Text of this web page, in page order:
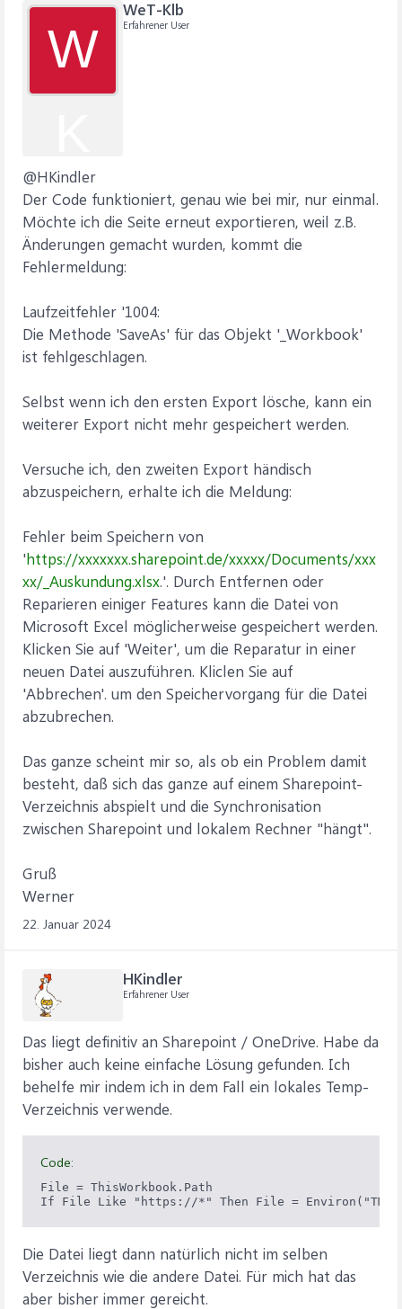
W
WeT-Klb
Erfahrener User
@HKindler
Der Code funktioniert, genau wie bei mir, nur einmal.
Möchte ich die Seite erneut exportieren, weil z.B.
Änderungen gemacht wurden, kommt die
Fehlermeldung:
Laufzeitfehler '1004:
Die Methode 'SaveAs' für das Objekt '_Workbook'
ist fehlgeschlagen.
Selbst wenn ich den ersten Export lösche, kann ein
weiterer Export nicht mehr gespeichert werden.
Versuche ich, den zweiten Export händisch
abzuspeichern, erhalte ich die Meldung:
Fehler beim Speichern von
'https://xxxxxxx.sharepoint.de/xxxxx/Documents/xxx
xx/_Auskundung.xlsx.'. Durch Entfernen oder
Reparieren einiger Features kann die Datei von
Microsoft Excel möglicherweise gespeichert werden.
Klicken Sie auf 'Weiter', um die Reparatur in einer
neuen Datei auszuführen. Kliclen Sie auf
'Abbrechen'. um den Speichervorgang für die Datei
abzubrechen.
Das ganze scheint mir so, als ob ein Problem damit
besteht, daß sich das ganze auf einem Sharepoint-
Verzeichnis abspielt und die Synchronisation
zwischen Sharepoint und lokalem Rechner "hängt".
Gruß
Werner
22. Januar 2024
HKindler
Erfahrener User
Das liegt definitiv an Sharepoint / OneDrive. Habe da
bisher auch keine einfache Lösung gefunden. Ich
behelfe mir indem ich in dem Fall ein lokales Temp-
Verzeichnis verwende.
Code:
File = ThisWorkbook.Path
If File Like "https://*" Then File =
Die Datei liegt dann natürlich nicht im selben
Verzeichnis wie die andere Datei. Für mich hat das
aber bisher immer gereicht.